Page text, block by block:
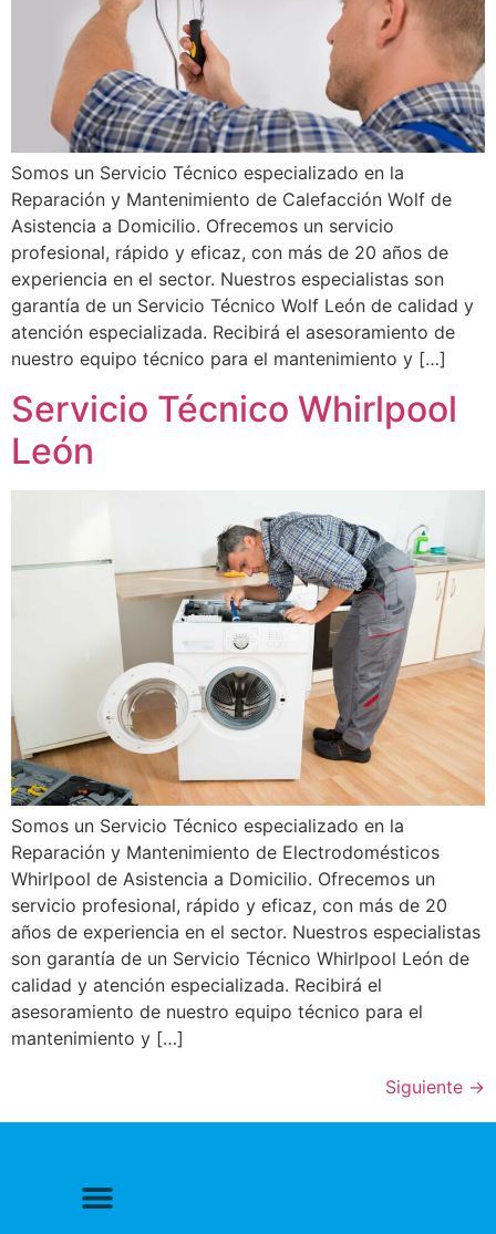
Somos un Servicio Técnico especializado en la
Reparación y Mantenimiento de Calefacción Wolf de
Asistencia a Domicilio. Ofrecemos un servicio
profesional, rápido y eficaz, con más de 20 años de
experiencia en el sector. Nuestros especialistas son
garantía de un Servicio Técnico Wolf León de calidad y
atención especializada. Recibirá el asesoramiento de
nuestro equipo técnico para el mantenimiento y […]
Servicio Técnico Whirlpool
León
Somos un Servicio Técnico especializado en la
Reparación y Mantenimiento de Electrodomésticos
Whirlpool de Asistencia a Domicilio. Ofrecemos un
servicio profesional, rápido y eficaz, con más de 20
años de experiencia en el sector. Nuestros especialistas
son garantía de un Servicio Técnico Whirlpool León de
calidad y atención especializada. Recibirá el
asesoramiento de nuestro equipo técnico para el
mantenimiento y […]
Siguiente →